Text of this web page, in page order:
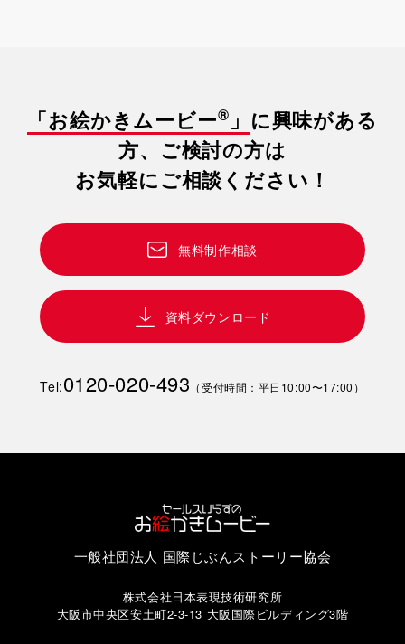
「お絵かきムービー® 」 に興味がある
方、ご検討の方は
お気軽にご相談ください！
無料制作相談
資料ダウンロード
Tel:0120-020-493 （受付時間：平日10:00〜17:00）
一般社団法人 国際じぶんストーリー協会
株式会社日本表現技術研究所
大阪市中央区安土町2-3-13 大阪国際ビルディング3階